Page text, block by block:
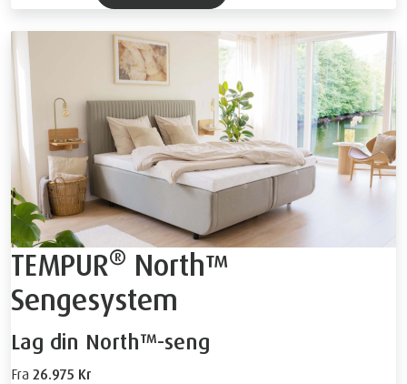
TEMPUR® North™
Sengesystem
Lag din North™-seng
Fra 26.975 Kr